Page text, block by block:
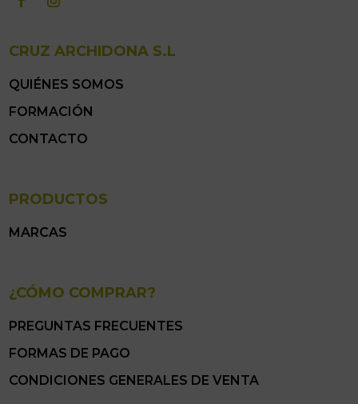
CRUZ ARCHIDONA S.L
QUIÉNES SOMOS
FORMACIÓN
CONTACTO
PRODUCTOS
MARCAS
¿CÓMO COMPRAR?
PREGUNTAS FRECUENTES
FORMAS DE PAGO
CONDICIONES GENERALES DE VENTA